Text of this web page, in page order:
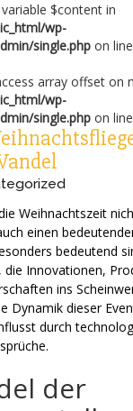
$content in
wp-
single.php on line
array offset on
wp-
single.php on line
Weihnachtszeit
einen
bedeutend
die Innovationen,
ins
Dynamik dieser
durch
der